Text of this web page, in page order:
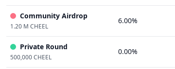
Community Airdrop
1.20 M CHEEL
6.00%
Private Round
500,000 CHEEL
0.00%